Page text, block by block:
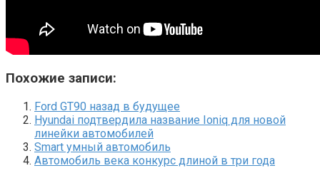
Похожие записи:
Ford GT90 назад в будущее
Hyundai подтвердила название Ioniq для новой
линейки автомобилей
Smart умный автомобиль
Автомобиль века конкурс длиной в три года